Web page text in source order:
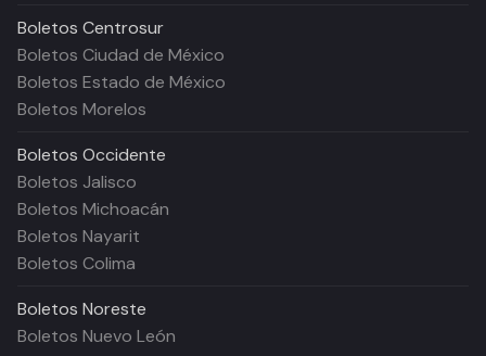
Boletos Centrosur
Boletos Ciudad de México
Boletos Estado de México
Boletos Morelos
Boletos Occidente
Boletos Jalisco
Boletos Michoacán
Boletos Nayarit
Boletos Colima
Boletos Noreste
Boletos Nuevo León